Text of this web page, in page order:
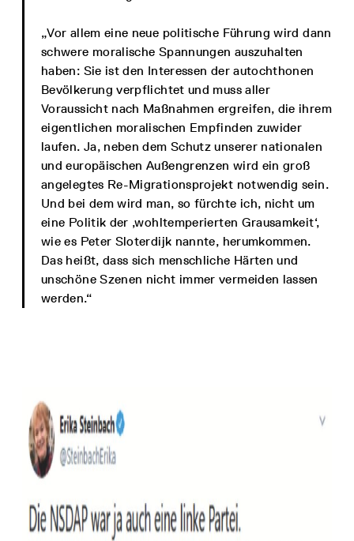
„Vor allem eine neue politische Führung wird dann
schwere moralische Spannungen auszuhalten
haben: Sie ist den Interessen der autochthonen
Bevölkerung verpflichtet und muss aller
Voraussicht nach Maßnahmen ergreifen, die ihrem
eigentlichen moralischen Empfinden zuwider
laufen. Ja, neben dem Schutz unserer nationalen
und europäischen Außengrenzen wird ein groß
angelegtes Re-Migrationsprojekt notwendig sein.
Und bei dem wird man, so fürchte ich, nicht um
eine Politik der ‚wohltemperierten Grausamkeit‘,
wie es Peter Sloterdijk nannte, herumkommen.
Das heißt, dass sich menschliche Härten und
unschöne Szenen nicht immer vermeiden lassen
werden.“